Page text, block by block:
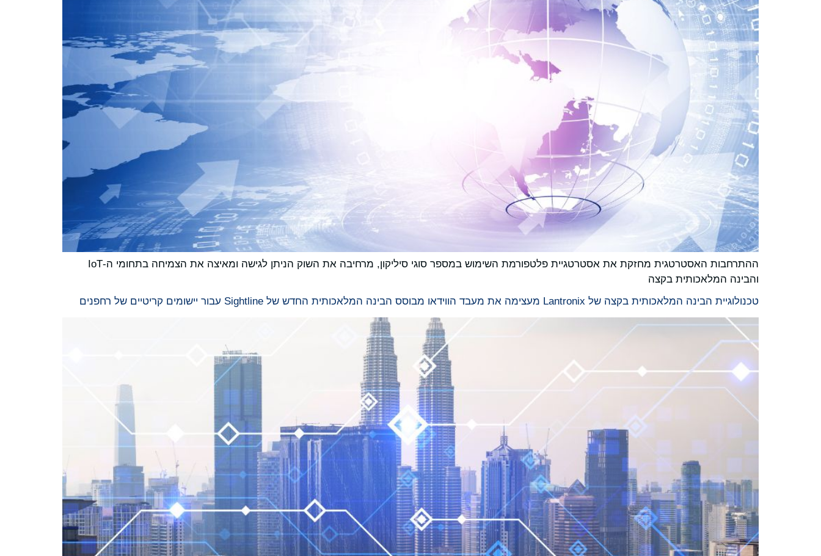
ההתרחבות האסטרטגית מחזקת את אסטרטגיית פלטפורמת השימוש במספר סוגי סיליקון, מרחיבה את השוק הניתן לגישה ומאיצה את הצמיחה בתחומי ה-IoT
והבינה המלאכותית בקצה
טכנולוגיית הבינה המלאכותית בקצה של Lantronix מעצימה את מעבד הווידאו מבוסס הבינה המלאכותית החדש של Sightline עבור יישומים קריטיים של רחפנים